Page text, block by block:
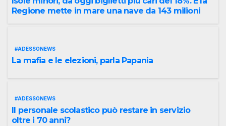
Regione mette in mare una nave da 143 milioni
#ADESSONEWS
La mafia e le elezioni, parla Papania
#ADESSONEWS
Il personale scolastico può restare in servizio
oltre i 70 anni?